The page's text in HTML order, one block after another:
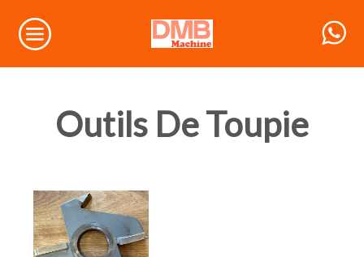
Outils De Toupie